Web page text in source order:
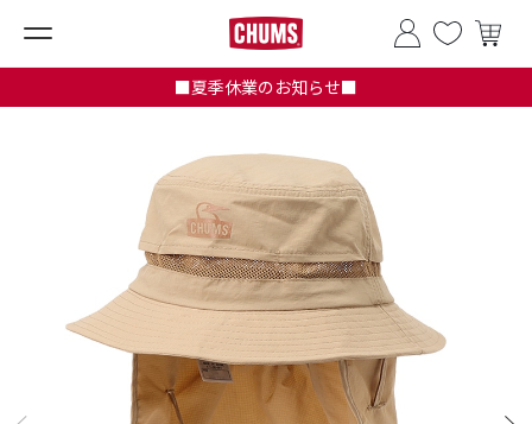
■夏季休業のお知らせ■